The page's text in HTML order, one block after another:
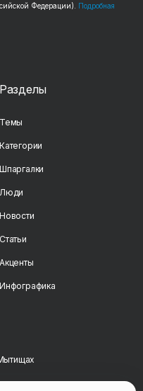
Федерации). Подробная
Разделы
Темы
Категории
Шпаргалки
Люди
Новости
Статьи
Акценты
Инфографика